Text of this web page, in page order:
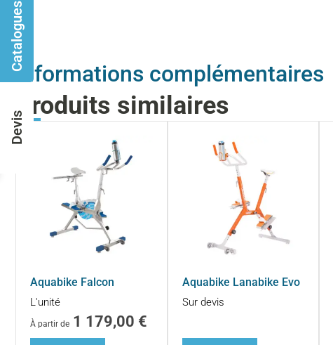
Catalogues
Devis
Informations complémentaires
Produits similaires
Aquabike Falcon
L'unité
À partir de 1 179,00 €
Aquabike Lanabike Evo
Sur devis